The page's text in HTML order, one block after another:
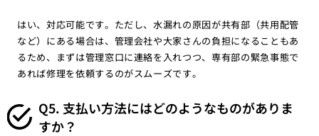
はい、対応可能です。ただし、水漏れの原因が共有部（共用配管
など）にある場合は、管理会社や大家さんの負担になることもあ
るため、まずは管理窓口に連絡を入れつつ、専有部の緊急事態で
あれば修理を依頼するのがスムーズです。
Q5. 支払い方法にはどのようなものがありま
すか？